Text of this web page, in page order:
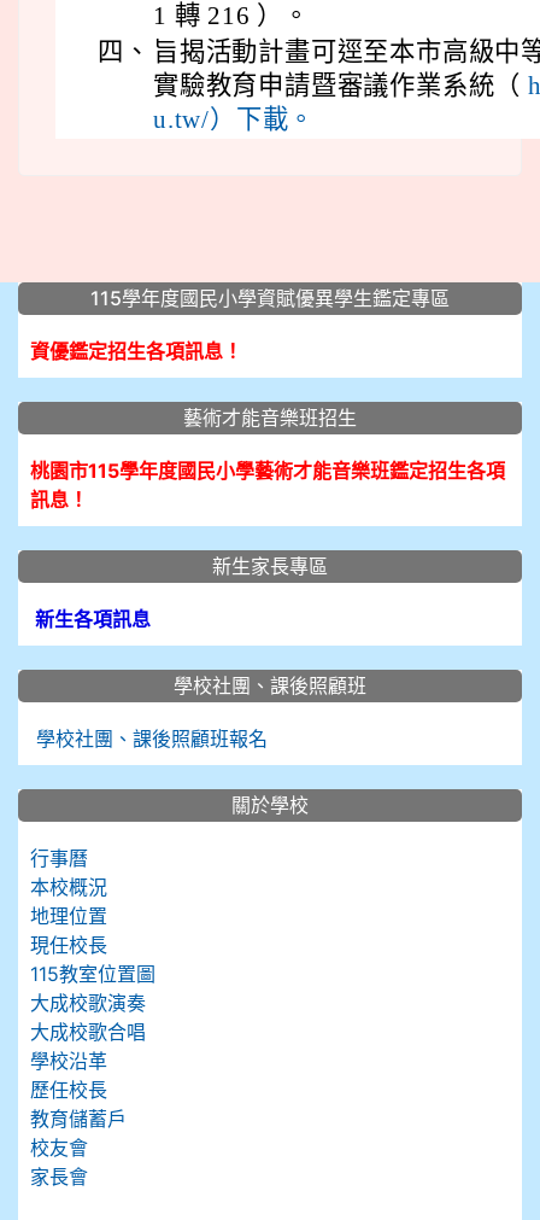
1 轉 216 ）。
四、 旨揭活動計畫可逕至本市高級中
實驗教育申請暨審議作業系統（
u.tw/）下載。
::: 115學年度國民小學資賦優異學生鑑定專區
資優鑑定招生各項訊息！
藝術才能音樂班招生
桃園市115學年度國民小學藝術才能音樂班鑑定招生各項
訊息！
新生家長專區
新生各項訊息
學校社團、課後照顧班
學校社團、課後照顧班報名
關於學校
行事曆
本校概況
地理位置
現任校長
115教室位置圖
大成校歌演奏
大成校歌合唱
學校沿革
歷任校長
教育儲蓄戶
校友會
家長會